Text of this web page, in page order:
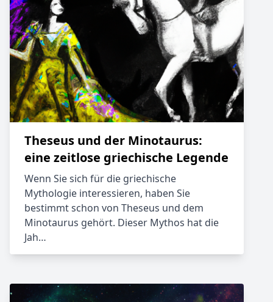
Theseus und der Minotaurus:
eine zeitlose griechische Legende
Wenn Sie sich für die griechische
Mythologie interessieren, haben Sie
bestimmt schon von Theseus und dem
Minotaurus gehört. Dieser Mythos hat die
Jah…